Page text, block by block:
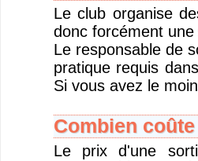
Le club organise
donc forcément
Le responsable de
pratique requis
Si vous avez le
Combien
Le prix d'une